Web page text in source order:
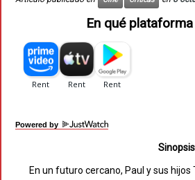
En qué
Powered by
Sinopsis
En un futuro cercano, Paul y sus